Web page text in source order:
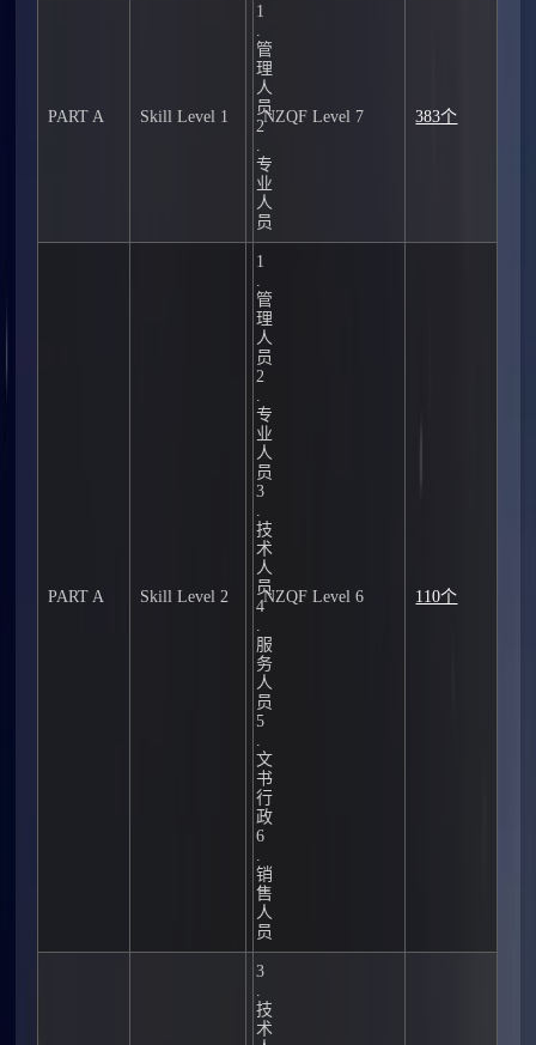
PART A Skill Level 1
1
管
理
人
员
2
专
业
人
员
NZQF Level 7 383个
PART A Skill Level 2
1
管
理
人
员
2
专
业
人
员
3
技
术
人
员
4
服
务
人
员
5
文
书
行
政
6
销
售
人
员
NZQF Level 6 110个
3
技
术